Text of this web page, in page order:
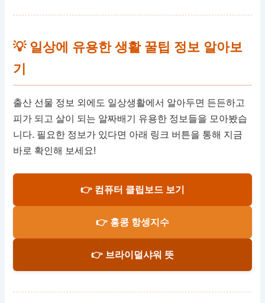
💡 일상에 유용한 생활 꿀팁 정보 알아보
기
출산 선물 정보 외에도 일상생활에서 알아두면 든든하고
피가 되고 살이 되는 알짜배기 유용한 정보들을 모아봤습
니다. 필요한 정보가 있다면 아래 링크 버튼을 통해 지금
바로 확인해 보세요!
👉 컴퓨터 클립보드 보기
👉 홍콩 항셍지수
👉 브라이덜샤워 뜻